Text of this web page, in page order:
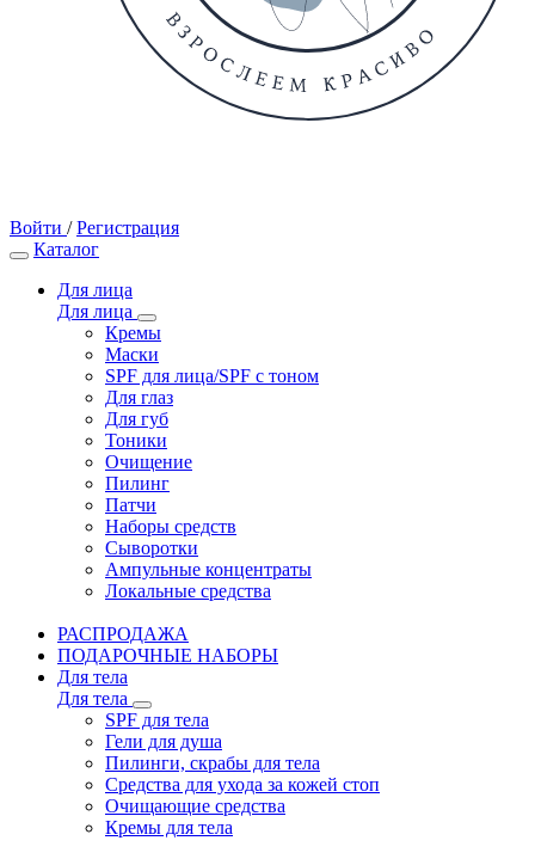
Войти / Регистрация
Каталог
Для лица
Для лица
Кремы
Маски
SPF для лица/SPF с тоном
Для глаз
Для губ
Тоники
Очищение
Пилинг
Патчи
Наборы средств
Сыворотки
Ампульные концентраты
Локальные средства
РАСПРОДАЖА
ПОДАРОЧНЫЕ НАБОРЫ
Для тела
Для тела
SPF для тела
Гели для душа
Пилинги, скрабы для тела
Средства для ухода за кожей стоп
Очищающие средства
Кремы для тела